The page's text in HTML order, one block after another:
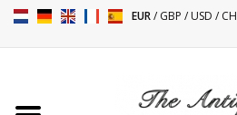
EUR/GBP /USD /